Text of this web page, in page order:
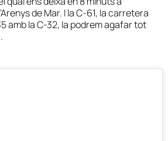
de Mar. I la C-61, la carretera
amb la C-32, la podrem agafar tot